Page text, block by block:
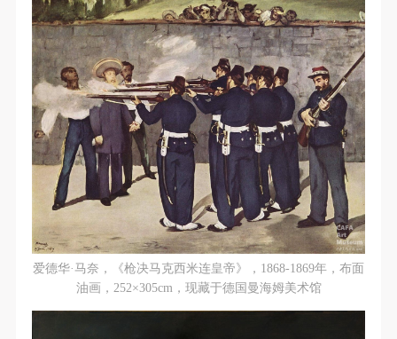
爱德华·马奈，《枪决马克西米连皇帝》，1868-1869年，布面
油画，252×305cm，现藏于德国曼海姆美术馆